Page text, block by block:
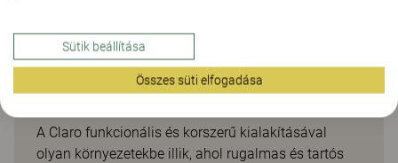
Egyszerű irodai szék állítható
háttámlával
A Claro funkcionális és korszerű kialakításával
olyan környezetekbe illik, ahol rugalmas és tartós
Sütik beállítása
Összes süti elfogadása